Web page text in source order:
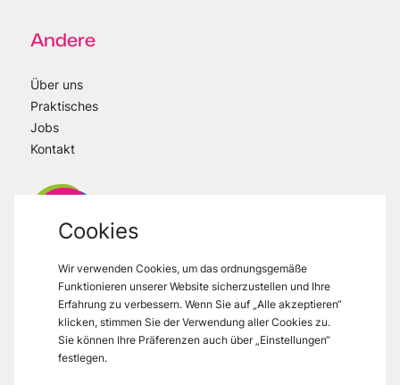
Andere
Über uns
Praktisches
Jobs
Kontakt
VisitMons 2026- All right reserved
Grand Place 27, 7000 Mons
Cookies
Wir verwenden Cookies, um das ordnungsgemäße
Funktionieren unserer Website sicherzustellen und Ihre
Erfahrung zu verbessern. Wenn Sie auf „Alle akzeptieren“
klicken, stimmen Sie der Verwendung aller Cookies zu.
Sie können Ihre Präferenzen auch über „Einstellungen“
festlegen.